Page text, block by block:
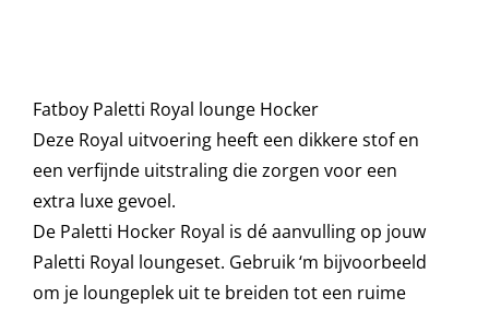
Beschermhoezen
Verlichting
Onderhoud
Fatboy Paletti Royal lounge Hocker
Deze Royal uitvoering heeft een dikkere stof en
een verfijnde uitstraling die zorgen voor een
extra luxe gevoel.
De Paletti Hocker Royal is dé aanvulling op jouw
Paletti Royal loungeset. Gebruik ‘m bijvoorbeeld
om je loungeplek uit te breiden tot een ruime